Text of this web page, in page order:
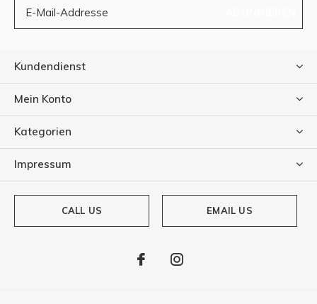
Kundendienst
Mein Konto
Kategorien
Impressum
CALL US EMAIL US